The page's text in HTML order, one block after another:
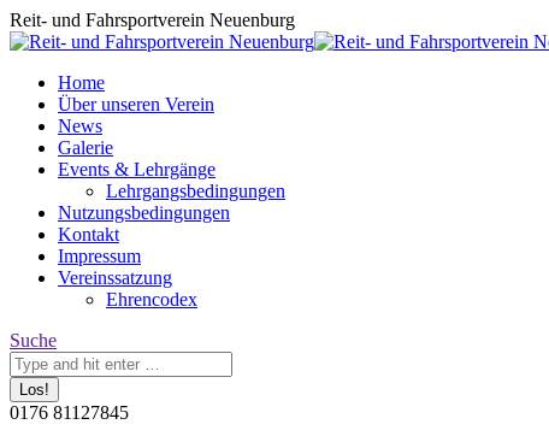
Zum
Inhalt
Reit- und Fahrsportverein Neuenburg
Home
Über unseren Verein
News
Galerie
Events & Lehrgänge
Lehrgangsbedingungen
Nutzungsbedingungen
Kontakt
Impressum
Vereinssatzung
Ehrencodex
Search:
Suche
0176 81127845